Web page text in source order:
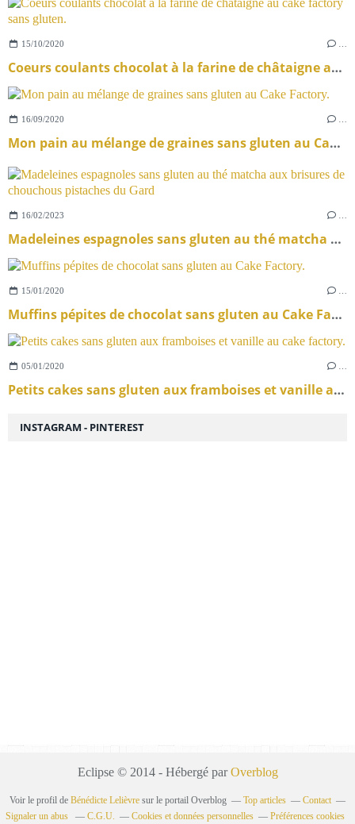
15/10/2020
Coeurs coulants chocolat à la farine de châtaigne au cake factory sans gluten.
16/09/2020
Mon pain au mélange de graines sans gluten au Cake Factory.
16/02/2023
Madeleines espagnoles sans gluten au thé matcha aux brisures de chouchous pistaches du Gard
15/01/2020
Muffins pépites de chocolat sans gluten au Cake Factory.
05/01/2020
Petits cakes sans gluten aux framboises et vanille au cake factory.
INSTAGRAM - PINTEREST
Eclipse © 2014 - Hébergé parOverblog
Voir le profil de Bénédicte Lelièvre sur le portail Overblog Top articles
Contact
Signaler un abus
C.G.U. Cookies et données personnelles Préférences cookies